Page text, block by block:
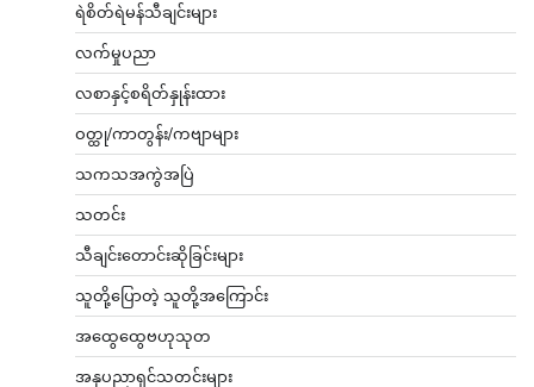
ရဲစိတ်ရဲမန်သီချင်းများ
လက်မှုပညာ
လစာနှင့်စရိတ်နှုန်းထား
ဝတ္ထု/ကာတွန်း/ကဗျာများ
သကသအကွဲအပြဲ
သတင်း
သီချင်းတောင်းဆိုခြင်းများ
သူတို့ပြောတဲ့ သူတို့အကြောင်း
အထွေထွေဗဟုသုတ
အနုပညာရှင်သတင်းများ